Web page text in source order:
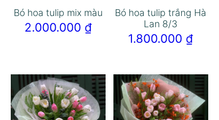
Bó hoa tulip mix màu
2.000.000 ₫
Bó hoa tulip trắng Hà
Lan 8/3
1.800.000 ₫